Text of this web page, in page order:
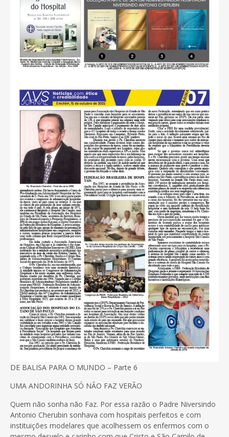
DE BALISA PARA O MUNDO – Parte 6
UMA ANDORINHA SÓ NÃO FAZ VERÃO
Quem não sonha não Faz. Por essa razão o Padre Niversindo
Antonio Cherubin sonhava com hospitais perfeitos e com
instituições modelares que acolhessem os enfermos com o